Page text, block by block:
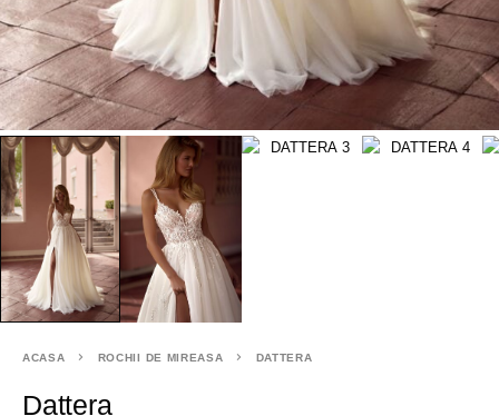
ACASA ROCHII DE MIREASA DATTERA
Dattera